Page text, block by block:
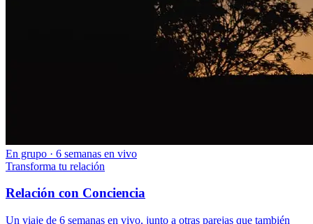
En grupo · 6 semanas en vivo
Transforma tu relación
Relación con Conciencia
Un viaje de 6 semanas en vivo, junto a otras parejas que también